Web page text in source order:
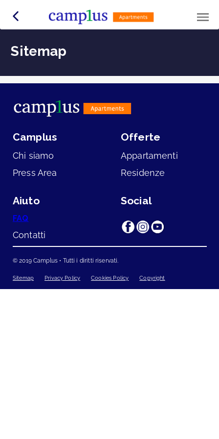
Sitemap
Camplus
Chi siamo
Press Area
Offerte
Appartamenti
Residenze
Aiuto
FAQ
Contatti
Social
© 2019 Camplus • Tutti i diritti riservati.
Sitemap Privacy Policy Cookies Policy Copyright